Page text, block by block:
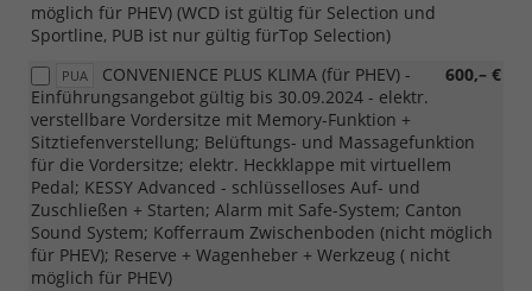
möglich für PHEV) (WCD ist gültig für Selection und
Sportline, PUB ist nur gültig fürTop Selection)
PUA 600,– €
CONVENIENCE PLUS KLIMA (für PHEV) -
Einführungsangebot gültig bis 30.09.2024 - elektr.
verstellbare Vordersitze mit Memory-Funktion +
Sitztiefenverstellung; Belüftungs- und Massagefunktion
für die Vordersitze; elektr. Heckklappe mit virtuellem
Pedal; KESSY Advanced - schlüsselloses Auf- und
Zuschließen + Starten; Alarm mit Safe-System; Canton
Sound System; Kofferraum Zwischenboden (nicht möglich
für PHEV); Reserve + Wagenheber + Werkzeug ( nicht
möglich für PHEV)